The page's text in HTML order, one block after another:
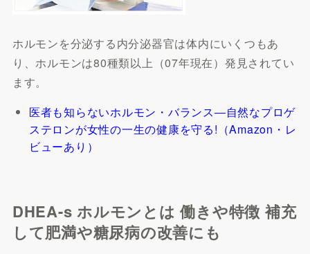
ホルモンを分泌する内分泌器官は体内にいくつもあ
り、ホルモンは80種類以上（07年現在）発見されてい
ます。
医者も知らないホルモン・バランス―自然なプロゲ
ステロンが女性の一生の健康を守る!（Amazon・レ
ビューあり）
DHEA-s ホルモンとは 働きや特徴 補充
して肥満や糖尿病の改善にも